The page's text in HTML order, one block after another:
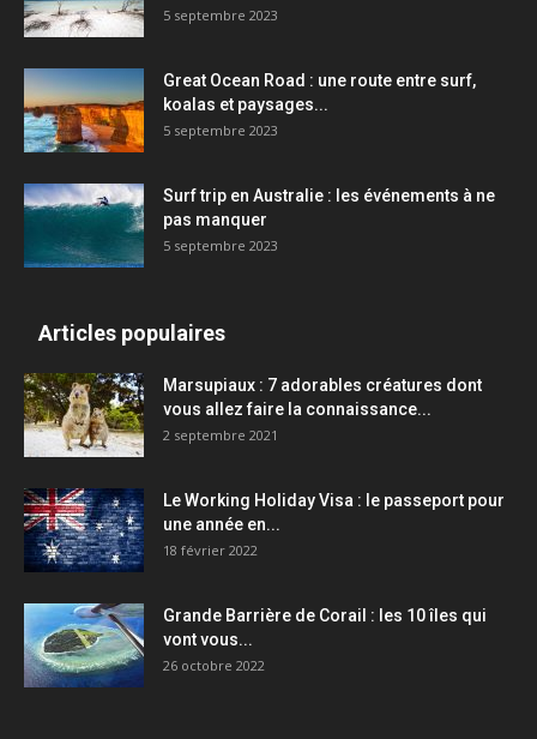
5 septembre 2023
Great Ocean Road : une route entre surf,
koalas et paysages...
5 septembre 2023
Surf trip en Australie : les événements à ne
pas manquer
5 septembre 2023
Articles populaires
Marsupiaux : 7 adorables créatures dont
vous allez faire la connaissance...
2 septembre 2021
Le Working Holiday Visa : le passeport pour
une année en...
18 février 2022
Grande Barrière de Corail : les 10 îles qui
vont vous...
26 octobre 2022